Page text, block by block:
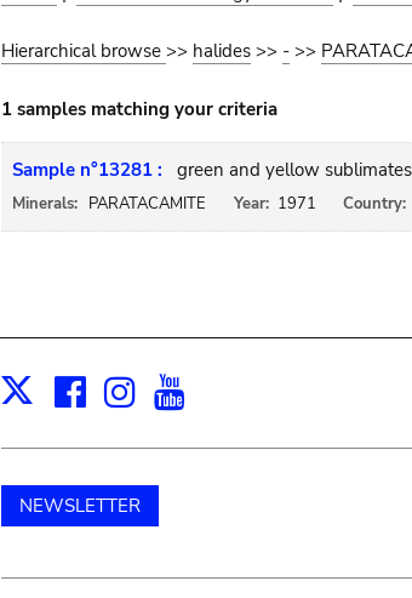
Hierarchical browse >> halides >> - >>
1 samples matching your criteria
Sample n°13281 : green and yellow
Minerals: PARATACAMITE Year: 1971 Country:
X Facebook
Instagram
NEWSLETTER